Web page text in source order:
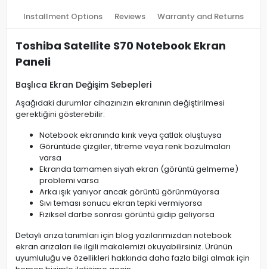
Installment Options Reviews Warranty and Returns
Toshiba Satellite S70 Notebook Ekran
Paneli
Başlıca Ekran Değişim Sebepleri
Aşağıdaki durumlar cihazınızın ekranının değiştirilmesi
gerektiğini gösterebilir:
Notebook ekranında kırık veya çatlak oluştuysa
Görüntüde çizgiler, titreme veya renk bozulmaları
varsa
Ekranda tamamen siyah ekran (görüntü gelmeme)
problemi varsa
Arka ışık yanıyor ancak görüntü görünmüyorsa
Sıvı teması sonucu ekran tepki vermiyorsa
Fiziksel darbe sonrası görüntü gidip geliyorsa
Detaylı arıza tanımları için blog yazılarımızdan notebook
ekran arızaları ile ilgili makalemizi okuyabilirsiniz. Ürünün
uyumluluğu ve özellikleri hakkında daha fazla bilgi almak için